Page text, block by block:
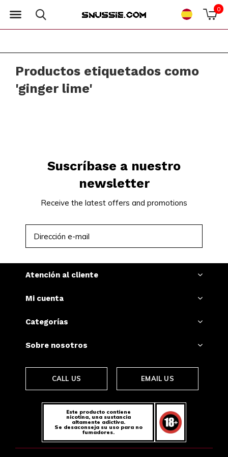
0
Productos etiquetados como
'ginger lime'
Suscríbase a nuestro
newsletter
Receive the latest offers and promotions
Atención al cliente
Mi cuenta
Categorías
Sobre nosotros
CALL US EMAIL US
Este producto contiene
nicotina, una sustancia
altamente adictiva.
Se desaconseja su uso para no
fumadores.